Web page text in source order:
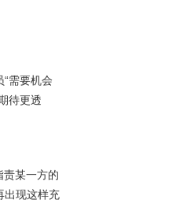
需要机会
待更透
责某一方的
出现这样充